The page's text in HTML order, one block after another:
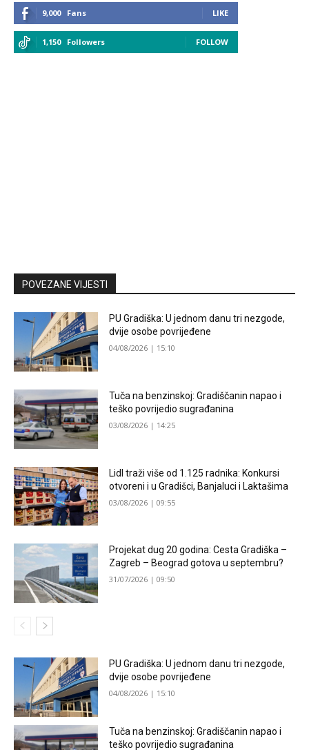
9,000 Fans LIKE
1,150 Followers FOLLOW
POVEZANE VIJESTI
PU Gradiška: U jednom danu tri nezgode,
dvije osobe povrijeđene
04/08/2026 | 15:10
Tuča na benzinskoj: Gradiščanin napao i
teško povrijedio sugrađanina
03/08/2026 | 14:25
Lidl traži više od 1.125 radnika: Konkursi
otvoreni i u Gradišci, Banjaluci i Laktašima
03/08/2026 | 09:55
Projekat dug 20 godina: Cesta Gradiška –
Zagreb – Beograd gotova u septembru?
31/07/2026 | 09:50
PU Gradiška: U jednom danu tri nezgode,
dvije osobe povrijeđene
04/08/2026 | 15:10
Tuča na benzinskoj: Gradiščanin napao i
teško povrijedio sugrađanina